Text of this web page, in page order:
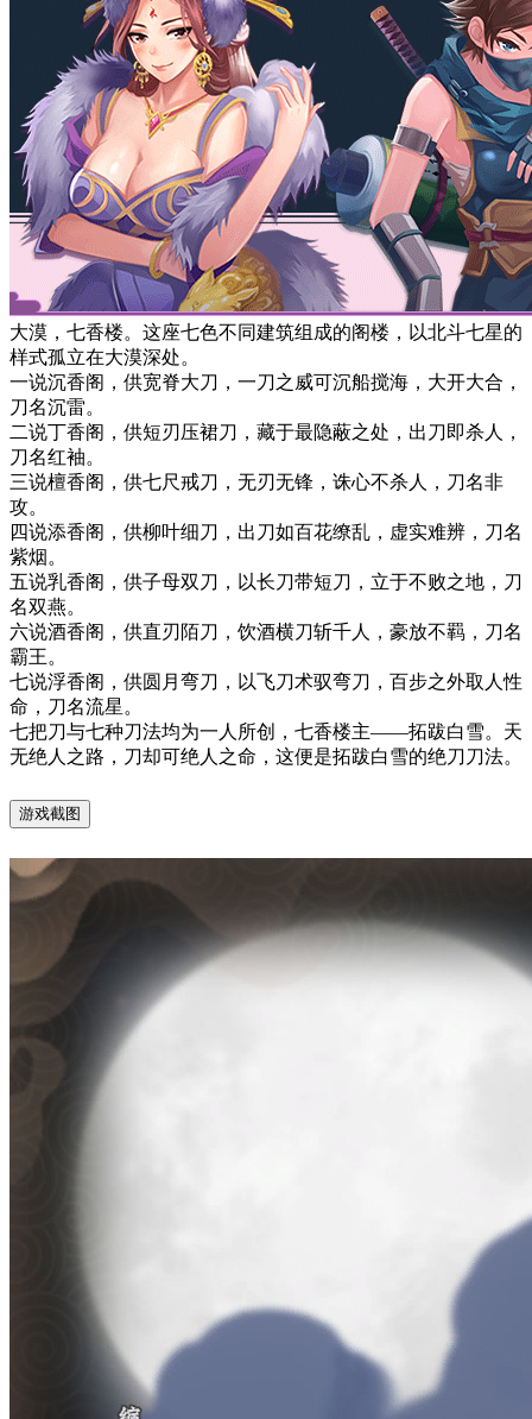
大漠，七香楼。这座七色不同建筑组成的阁楼，以北斗七星的
样式孤立在大漠深处。
一说沉香阁，供宽脊大刀，一刀之威可沉船搅海，大开大合，
刀名沉雷。
二说丁香阁，供短刃压裙刀，藏于最隐蔽之处，出刀即杀人，
刀名红袖。
三说檀香阁，供七尺戒刀，无刃无锋，诛心不杀人，刀名非
攻。
四说添香阁，供柳叶细刀，出刀如百花缭乱，虚实难辨，刀名
紫烟。
五说乳香阁，供子母双刀，以长刀带短刀，立于不败之地，刀
名双燕。
六说酒香阁，供直刃陌刀，饮酒横刀斩千人，豪放不羁，刀名
霸王。
七说浮香阁，供圆月弯刀，以飞刀术驭弯刀，百步之外取人性
命，刀名流星。
七把刀与七种刀法均为一人所创，七香楼主——拓跋白雪。天
无绝人之路，刀却可绝人之命，这便是拓跋白雪的绝刀刀法。
游戏截图